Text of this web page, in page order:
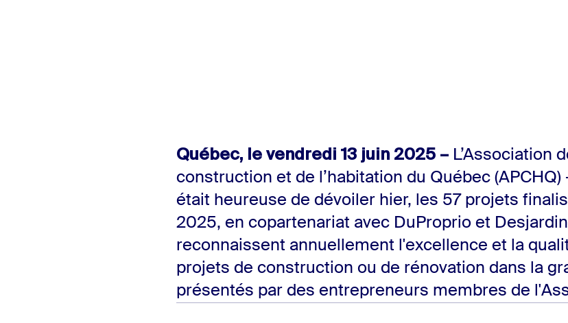
Québec, le vendredi 13 juin 2025 –L’Association
construction et de l’habitation du Québec
était heureuse de dévoiler hier, les 57 projets
2025, en copartenariat avec DuProprio et
reconnaissent annuellement l'excellence et la
projets de construction ou de rénovation dans la
présentés par des entrepreneurs membres de